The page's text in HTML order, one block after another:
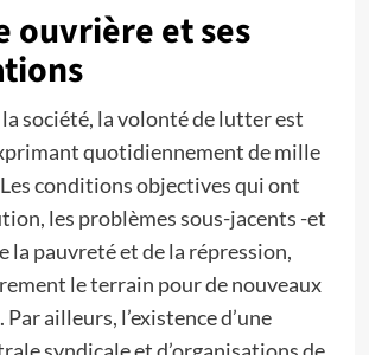
ouvrière et ses
la société, la volonté de lutter est
quotidiennement de mille
conditions objectives qui ont
les problèmes sous-jacents -et
la pauvreté et de la répression,
le terrain pour de nouveaux
ailleurs, l’existence d’une